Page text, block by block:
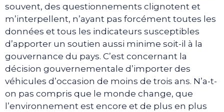
souvent, des questionnements clignotent et
m’interpellent, n’ayant pas forcément toutes les
données et tous les indicateurs susceptibles
d’apporter un soutien aussi minime soit-il à la
gouvernance du pays. C’est concernant la
décision gouvernementale d’importer des
véhicules d’occasion de moins de trois ans. N’a-t-
on pas compris que le monde change, que
l’environnement est encore et de plus en plus